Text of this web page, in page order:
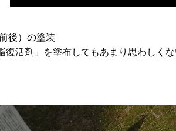
後）の塗装
復活剤」を塗布してもあまり思わしく